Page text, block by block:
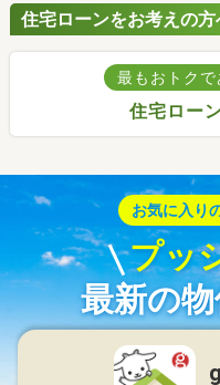
住宅ローンをお考えの方
最もおトク
住宅ロー
お気に入り
プッ
最新の